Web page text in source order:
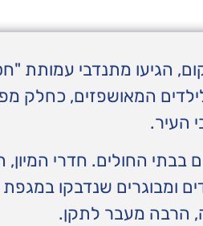
הגיעו מתנדבי עמותת
המאושפזים, כחלק
העיר.
החולים. חדרי
ומבוגרים שנדבקו
הרבה מעבר לתקן.